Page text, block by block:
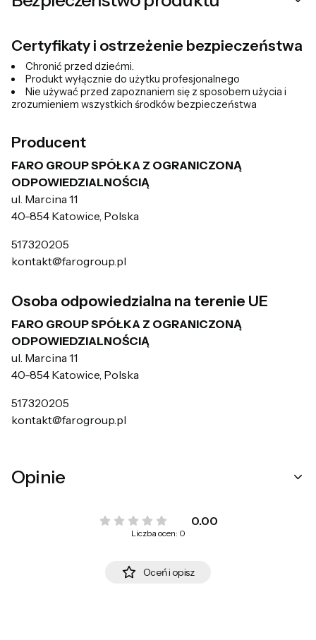
Certyfikaty i ostrzeżenie bezpieczeństwa
Chronić przed dziećmi.
Produkt wyłącznie do użytku profesjonalnego
Nie używać przed zapoznaniem się z sposobem użycia i
zrozumieniem wszystkich środków bezpieczeństwa
Producent
FARO GROUP SPÓŁKA Z OGRANICZONĄ
ODPOWIEDZIALNOŚCIĄ
ul. Marcina 11
40-854 Katowice, Polska
517320205
kontakt@farogroup.pl
Osoba odpowiedzialna na terenie UE
FARO GROUP SPÓŁKA Z OGRANICZONĄ
ODPOWIEDZIALNOŚCIĄ
ul. Marcina 11
40-854 Katowice, Polska
517320205
kontakt@farogroup.pl
Opinie
0.00
Liczba ocen: 0
Oceń i opisz